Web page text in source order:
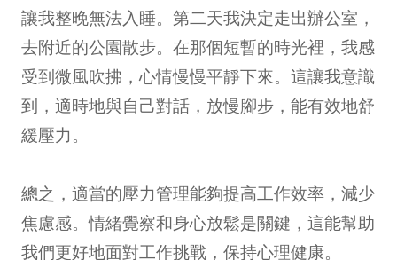
讓我整晚無法入睡。第二天我決定走出辦公室，
去附近的公園散步。在那個短暫的時光裡，我感
受到微風吹拂，心情慢慢平靜下來。這讓我意識
到，適時地與自己對話，放慢腳步，能有效地舒
緩壓力。
總之，適當的壓力管理能夠提高工作效率，減少
焦慮感。情緒覺察和身心放鬆是關鍵，這能幫助
我們更好地面對工作挑戰，保持心理健康。